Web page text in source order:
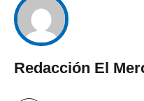
Redacción El